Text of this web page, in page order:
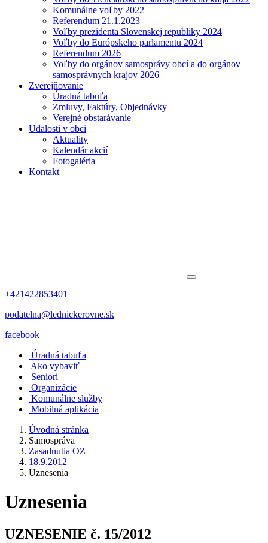
Komunálne voľby 2022
Referendum 21.1.2023
Voľby prezidenta Slovenskej republiky 2024
Voľby do Európskeho parlamentu 2024
Referendum 2026
Voľby do orgánov samosprávy obcí a do orgánov
samosprávnych krajov 2026
Zverejňovanie
Úradná tabuľa
Zmluvy, Faktúry, Objednávky
Verejné obstarávanie
Udalosti v obci
Aktuality
Kalendár akcií
Fotogaléria
Kontakt
+421422853401
podatelna@lednickerovne.sk
facebook
Úradná tabuľa
Ako vybaviť
Seniori
Organizácie
Komunálne služby
Mobilná aplikácia
Úvodná stránka
Samospráva
Zasadnutia OZ
18.9.2012
Uznesenia
Uznesenia
UZNESENIE č. 15/2012